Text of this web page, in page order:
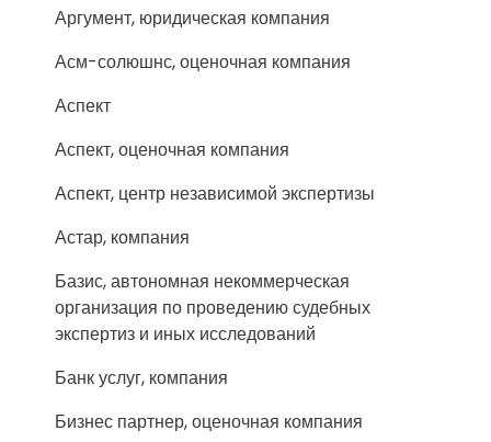
Аргумент, юридическая компания
Асм-солюшнс, оценочная компания
Аспект
Аспект, оценочная компания
Аспект, центр независимой экспертизы
Астар, компания
Базис, автономная некоммерческая
организация по проведению судебных
экспертиз и иных исследований
Банк услуг, компания
Бизнес партнер, оценочная компания